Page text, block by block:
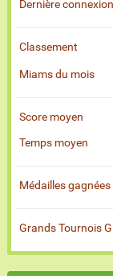
Dernière connexion
Classement
Miams du mois
Score moyen
Temps moyen
Médailles gagnées
Grands Tournois